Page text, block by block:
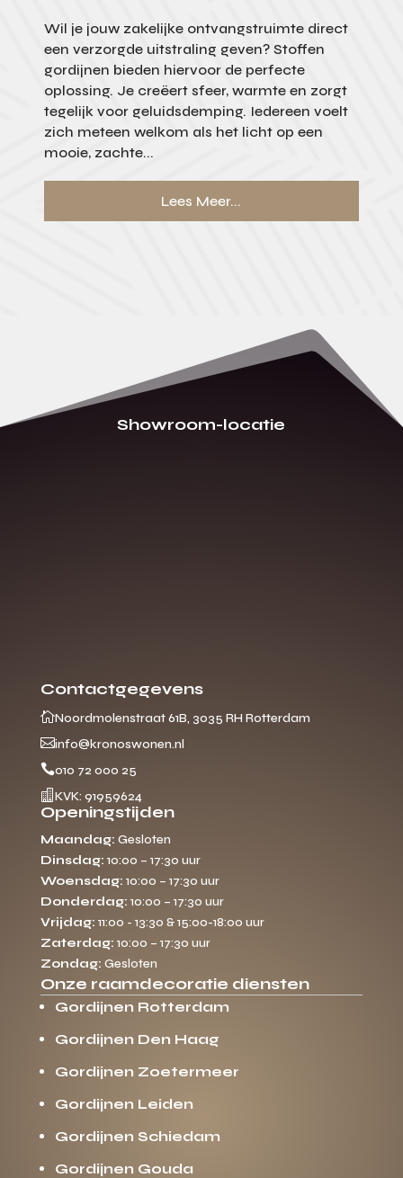
Wil je jouw zakelijke ontvangstruimte direct
een verzorgde uitstraling geven? Stoffen
gordijnen bieden hiervoor de perfecte
oplossing. Je creëert sfeer, warmte en zorgt
tegelijk voor geluidsdemping. Iedereen voelt
zich meteen welkom als het licht op een
mooie, zachte...
Lees Meer...
Showroom-locatie
Contactgegevens
Noordmolenstraat 61B, 3035 RH Rotterdam
info@kronoswonen.nl
010 72 000 25
 KVK: 91959624
Openingstijden
Maandag: Gesloten
Dinsdag: 10:00 – 17:30 uur
Woensdag: 10:00 – 17:30 uur
Donderdag: 10:00 – 17:30 uur
Vrijdag: 11:00 - 13:30 & 15:00-18:00 uur
Zaterdag: 10:00 – 17:30 uur
Zondag: Gesloten
Onze raamdecoratie diensten
Gordijnen Rotterdam
Gordijnen Den Haag
Gordijnen Zoetermeer
Gordijnen Leiden
Gordijnen Schiedam
Gordijnen Gouda